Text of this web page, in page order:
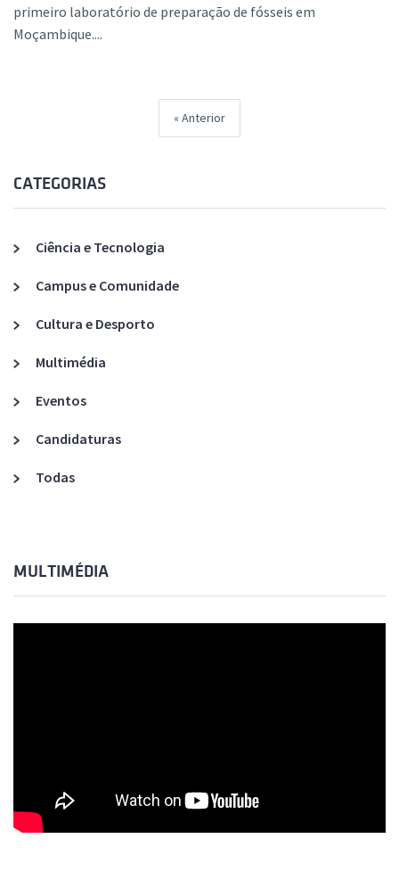
primeiro laboratório de preparação de fósseis em
Moçambique....
Anterior
CATEGORIAS
Ciência e Tecnologia
Campus e Comunidade
Cultura e Desporto
Multimédia
Eventos
Candidaturas
Todas
MULTIMÉDIA